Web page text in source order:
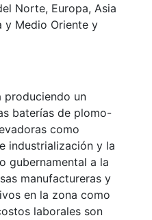
Norte, Europa, Asia
y Medio Oriente y
produciendo un
baterías de plomo-
como
industrialización y la
gubernamental a la
manufactureras y
en la zona como
laborales son